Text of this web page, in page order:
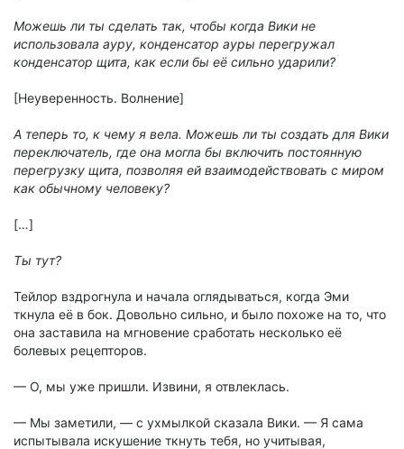
Можешь ли ты сделать так, чтобы когда Вики не
использовала ауру, конденсатор ауры перегружал
конденсатор щита, как если бы её сильно ударили?
[Неуверенность. Волнение]
А теперь то, к чему я вела. Можешь ли ты создать для Вики
переключатель, где она могла бы включить постоянную
перегрузку щита, позволяя ей взаимодействовать с миром
как обычному человеку?
[…]
Ты тут?
Тейлор вздрогнула и начала оглядываться, когда Эми
ткнула её в бок. Довольно сильно, и было похоже на то, что
она заставила на мгновение сработать несколько её
болевых рецепторов.
— О, мы уже пришли. Извини, я отвлеклась.
— Мы заметили, — с ухмылкой сказала Вики. — Я сама
испытывала искушение ткнуть тебя, но учитывая,